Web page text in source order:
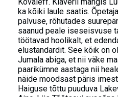
ka kõiki laule saatis.
palvuse, rõhutades
saanud peale iseseisvuse
töötavad hoolikalt, et
elustandardit. See kõik on
Jumala abiga, et nii väke
paarikümne aastaga nii
näide moodsast päris
Haiguse tõttu puuduva